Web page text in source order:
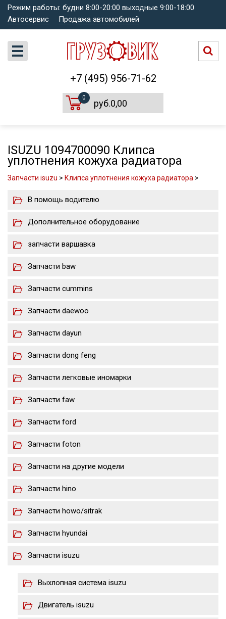
Режим работы: будни 8:00-20:00 выходные 9:00-18:00
Автосервис
Продажа автомобилей
+7 (495) 956-71-62
0
руб.0,00
ISUZU 1094700090 Клипса
уплотнения кожуха радиатора
Запчасти isuzu > Клипса уплотнения кожуха радиатора >
В помощь водителю
Дополнительное оборудование
запчасти варшавка
Запчасти baw
Запчасти cummins
Запчасти daewoo
Запчасти dayun
Запчасти dong feng
Запчасти легковые иномарки
Запчасти faw
Запчасти ford
Запчасти foton
Запчасти на другие модели
Запчасти hino
Запчасти howo/sitrak
Запчасти hyundai
Запчасти isuzu
Выхлопная система isuzu
Двигатель isuzu